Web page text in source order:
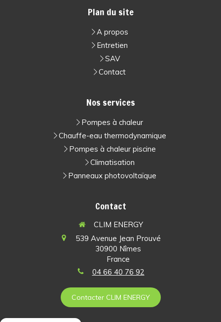
Plan du site
A propos
Entretien
SAV
Contact
Nos services
Pompes à chaleur
Chauffe-eau thermodynamique
Pompes à chaleur piscine
Climatisation
Panneaux photovoltaïque
Contact
CLIM ENERGY
539 Avenue Jean Prouvé
30900 Nîmes
France
04 66 40 76 92
Contacter CLIM ENERGY